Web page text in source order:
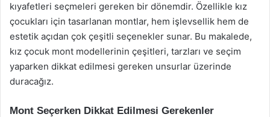
kıyafetleri seçmeleri gereken bir dönemdir. Özellikle kız
çocukları için tasarlanan montlar, hem işlevsellik hem de
estetik açıdan çok çeşitli seçenekler sunar. Bu makalede,
kız çocuk mont modellerinin çeşitleri, tarzları ve seçim
yaparken dikkat edilmesi gereken unsurlar üzerinde
duracağız.
Mont Seçerken Dikkat Edilmesi Gerekenler